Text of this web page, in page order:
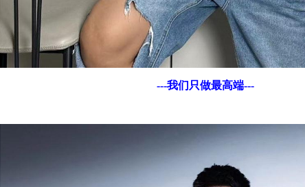
---我们只做最高端---